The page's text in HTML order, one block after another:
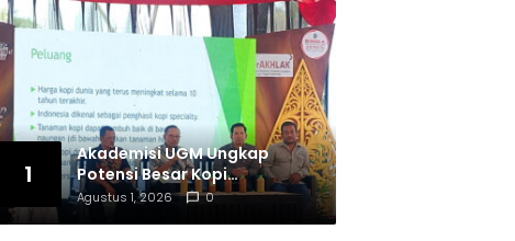
1
Akademisi UGM Ungkap
Potensi Besar Kopi
Tulungagung, Siap Bersaing
Agustus 1, 2026 0